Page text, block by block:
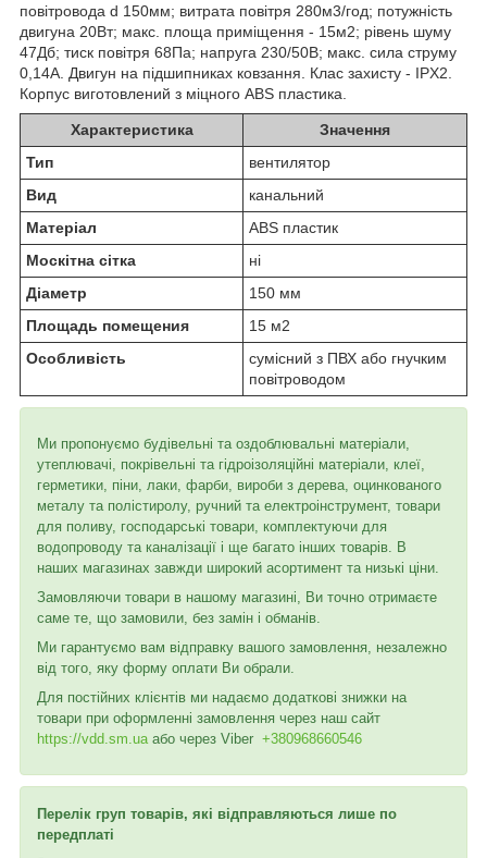
повітровода d 150мм; витрата повітря 280м3/год; потужність
двигуна 20Вт; макс. площа приміщення - 15м2; рівень шуму
47Дб; тиск повітря 68Па; напруга 230/50В; макс. сила струму
0,14А. Двигун на підшипниках ковзання. Клас захисту - IPX2.
Корпус виготовлений з міцного ABS пластика.
Характеристика
Значення
Тип
вентилятор
Вид
канальний
Матеріал
ABS пластик
Москітна сітка
ні
Діаметр
150 мм
Площадь помещения
15 м2
Особливість
сумісний з ПВХ або гнучким
повітроводом
Ми пропонуємо будівельні та оздоблювальні матеріали,
утеплювачі, покрівельні та гідроізоляційні матеріали, клеї,
герметики, піни, лаки, фарби, вироби з дерева, оцинкованого
металу та полістиролу, ручний та електроінструмент, товари
для поливу, господарські товари, комплектуючи для
водопроводу та каналізації і ще багато інших товарів. В
наших магазинах завжди широкий асортимент та низькі ціни.
Замовляючи товари в нашому магазині, Ви точно отримаєте
саме те, що замовили, без замін і обманів.
Ми гарантуємо вам відправку вашого замовлення, незалежно
від того, яку форму оплати Ви обрали.
Для постійних клієнтів ми надаємо додаткові знижки на
товари при оформленні замовлення через наш сайт
https://vdd.sm.ua або через Viber +380968660546
Перелік груп товарів, які відправляються лише по
передплаті